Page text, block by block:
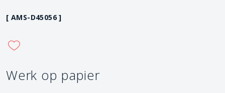
[ AMS-D45056 ]
Werk op papier